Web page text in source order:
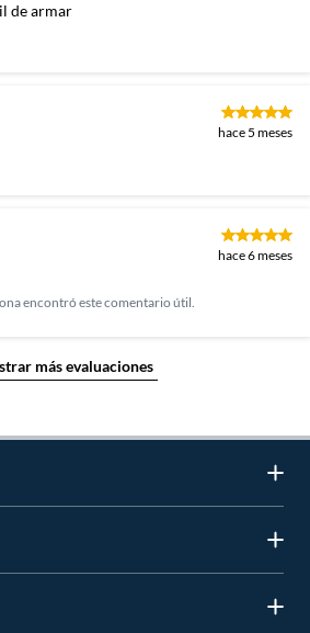
de armar
hace 5 meses
hace 6 meses
encontró este comentario útil.
más evaluaciones